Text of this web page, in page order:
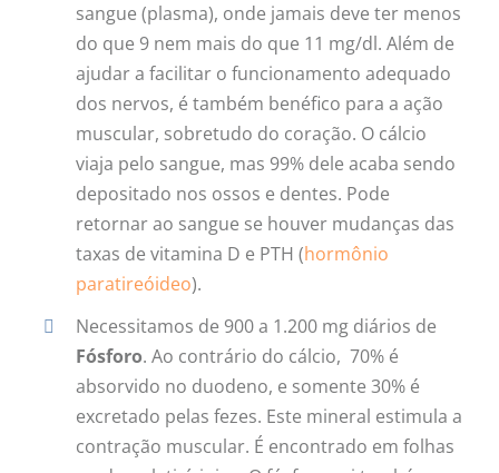
sangue (plasma), onde jamais deve ter menos
do que 9 nem mais do que 11 mg/dl. Além de
ajudar a facilitar o funcionamento adequado
dos nervos, é também benéfico para a ação
muscular, sobretudo do coração. O cálcio
viaja pelo sangue, mas 99% dele acaba sendo
depositado nos ossos e dentes. Pode
retornar ao sangue se houver mudanças das
taxas de vitamina D e PTH (hormônio
paratireóideo).
Necessitamos de 900 a 1.200 mg diários de
Fósforo. Ao contrário do cálcio, 70% é
absorvido no duodeno, e somente 30% é
excretado pelas fezes. Este mineral estimula a
contração muscular. É encontrado em folhas